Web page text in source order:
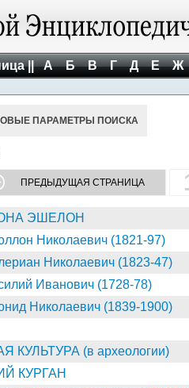
|| А Б В Г Д Е Ж
ПАРАМЕТРЫ ПОИСКА
ПРЕДЫДУЩАЯ СТРАНИЦА
ЭШЕЛОН
Николаевич (1821-97)
Николаевич (1823-47)
Иванович (1728-78)
Николаевич (1839-1900)
КУЛЬТУРА (в археологии)
КУРГАН